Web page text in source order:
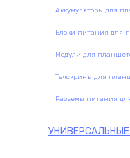
Аккумуляторы для
Блоки питания для
Модули для
Тачскрины для
Разъемы питания
УНИВЕРСАЛЬНЫЕ